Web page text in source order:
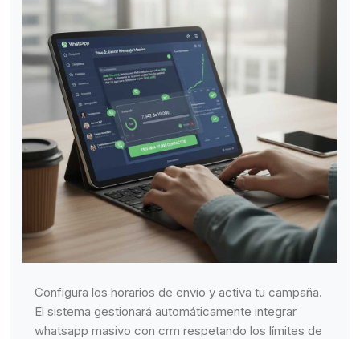
Configura los horarios de envío y activa tu campaña.
El sistema gestionará automáticamente integrar
whatsapp masivo con crm respetando los límites de